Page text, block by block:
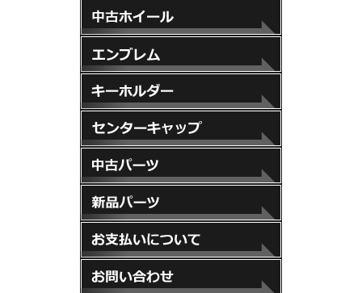
スペーサー
エンブレム
キーホルダー
お支払いについて